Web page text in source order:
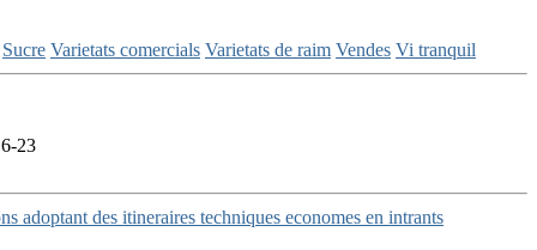
Sucre Varietats comercials Varietats de raim Vendes Vi tranquil
23
adoptant des itineraires techniques economes en intrants